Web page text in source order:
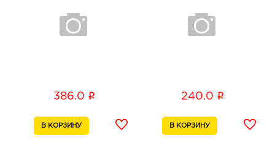
386.0 i 240.0 i